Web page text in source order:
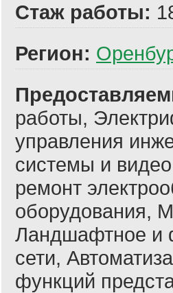
Стаж работы:
Регион:
работы,
управления
системы и
ремонт
оборудования,
Ландшафтное и
сети,
функций